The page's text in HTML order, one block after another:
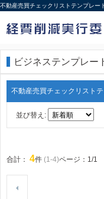
不動産売買チェックリストテンプレー
ビジネステンプレー
不動産売買チェックリスト
並び替え:
合計： 4件 (1-4)ページ：1/1